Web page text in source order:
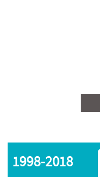
1998-2018